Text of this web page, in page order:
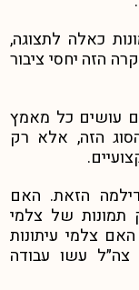
כאלה לתצוגה,
הזה יחסי ציבור
עושים כל מאמץ
הזה, אלא רק
הזאת. האם
של צלמי
צלמי עיתונות
צה״ל עשו עבודה